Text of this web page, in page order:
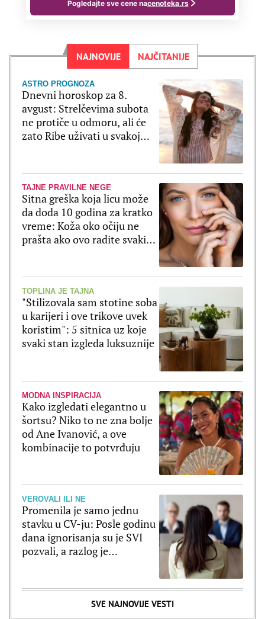
NAJNOVIJE NAJČITANIJE
ASTRO PROGNOZA
Dnevni horoskop za 8.
avgust: Strelčevima subota
ne protiče u odmoru, ali će
zato Ribe uživati u svakoj
TAJNE PRAVILNE NEGE
Sitna greška koja licu može
da doda 10 godina za kratko
vreme: Koža oko očiju ne
prašta ako ovo radite svaki
TOPLINA JE TAJNA
"Stilizovala sam stotine soba
u karijeri i ove trikove uvek
koristim": 5 sitnica uz koje
svaki stan izgleda luksuznije
MODNA INSPIRACIJA
Kako izgledati elegantno u
šortsu? Niko to ne zna bolje
od Ane Ivanović, a ove
kombinacije to potvrđuju
VEROVALI ILI NE
Promenila je samo jednu
stavku u CV-ju: Posle godinu
dana ignorisanja su je SVI
pozvali, a razlog je
SVE NAJNOVIJE VESTI